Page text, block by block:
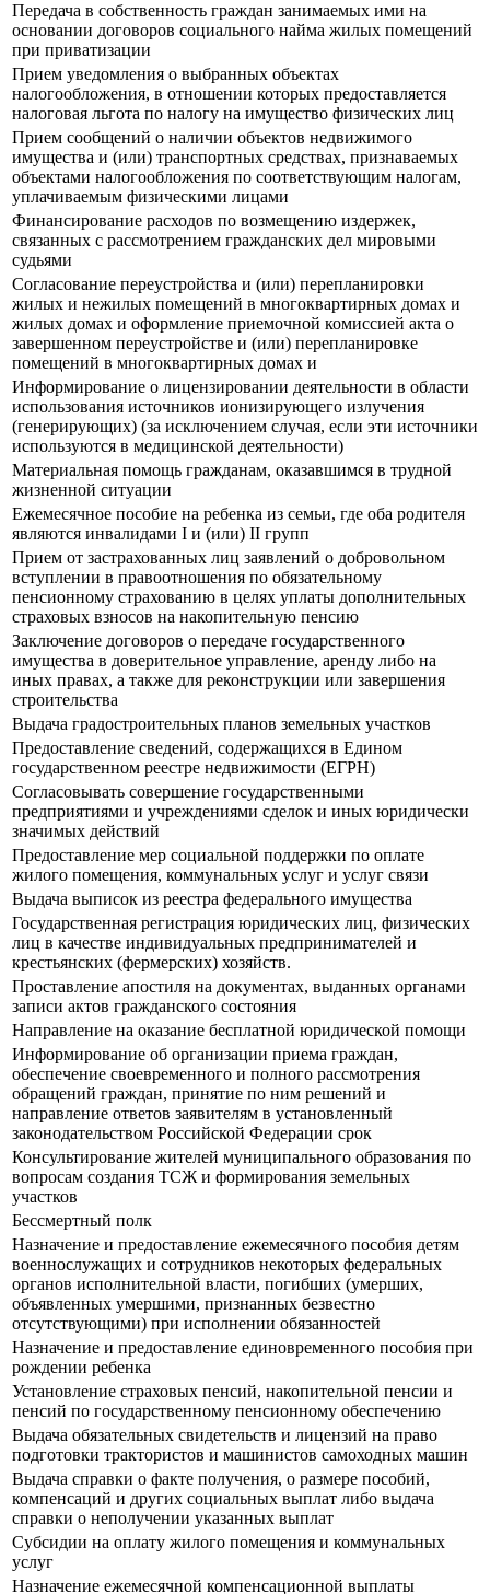
Передача в собственность граждан занимаемых ими на
основании договоров социального найма жилых помещений
при приватизации
Прием уведомления о выбранных объектах
налогообложения, в отношении которых предоставляется
налоговая льгота по налогу на имущество физических лиц
Прием сообщений о наличии объектов недвижимого
имущества и (или) транспортных средствах, признаваемых
объектами налогообложения по соответствующим налогам,
уплачиваемым физическими лицами
Финансирование расходов по возмещению издержек,
связанных с рассмотрением гражданских дел мировыми
судьями
Согласование переустройства и (или) перепланировки
жилых и нежилых помещений в многоквартирных домах и
жилых домах и оформление приемочной комиссией акта о
завершенном переустройстве и (или) перепланировке
помещений в многоквартирных домах и
Информирование о лицензировании деятельности в области
использования источников ионизирующего излучения
(генерирующих) (за исключением случая, если эти источники
используются в медицинской деятельности)
Материальная помощь гражданам, оказавшимся в трудной
жизненной ситуации
Ежемесячное пособие на ребенка из семьи, где оба родителя
являются инвалидами I и (или) II групп
Прием от застрахованных лиц заявлений о добровольном
вступлении в правоотношения по обязательному
пенсионному страхованию в целях уплаты дополнительных
страховых взносов на накопительную пенсию
Заключение договоров о передаче государственного
имущества в доверительное управление, аренду либо на
иных правах, а также для реконструкции или завершения
строительства
Выдача градостроительных планов земельных участков
Предоставление сведений, содержащихся в Едином
государственном реестре недвижимости (ЕГРН)
Согласовывать совершение государственными
предприятиями и учреждениями сделок и иных юридически
значимых действий
Предоставление мер социальной поддержки по оплате
жилого помещения, коммунальных услуг и услуг связи
Выдача выписок из реестра федерального имущества
Государственная регистрация юридических лиц, физических
лиц в качестве индивидуальных предпринимателей и
крестьянских (фермерских) хозяйств.
Проставление апостиля на документах, выданных органами
записи актов гражданского состояния
Направление на оказание бесплатной юридической помощи
Информирование об организации приема граждан,
обеспечение своевременного и полного рассмотрения
обращений граждан, принятие по ним решений и
направление ответов заявителям в установленный
законодательством Российской Федерации срок
Консультирование жителей муниципального образования по
вопросам создания ТСЖ и формирования земельных
участков
Бессмертный полк
Назначение и предоставление ежемесячного пособия детям
военнослужащих и сотрудников некоторых федеральных
органов исполнительной власти, погибших (умерших,
объявленных умершими, признанных безвестно
отсутствующими) при исполнении обязанностей
Назначение и предоставление единовременного пособия при
рождении ребенка
Установление страховых пенсий, накопительной пенсии и
пенсий по государственному пенсионному обеспечению
Выдача обязательных свидетельств и лицензий на право
подготовки трактористов и машинистов самоходных машин
Выдача справки о факте получения, о размере пособий,
компенсаций и других социальных выплат либо выдача
справки о неполучении указанных выплат
Субсидии на оплату жилого помещения и коммунальных
услуг
Назначение ежемесячной компенсационной выплаты